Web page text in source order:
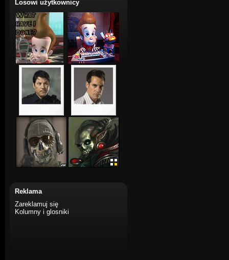
Losowi użytkownicy
Reklama
Zareklamuj się
Kolumny i glosniki